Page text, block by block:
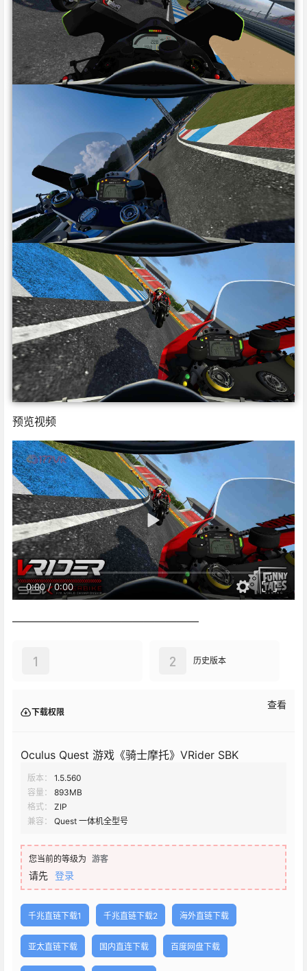
预览视频
0:00/0:00
—————————————————
1 历史版本
2
下载权限
查看
Oculus Quest 游戏《骑士摩托》VRider SBK
版本：
1.5.560
容量：
893MB
格式：
ZIP
兼容：
Quest 一体机全型号
您当前的等级为 游客
请先 登录
千兆直链下载1 千兆直链下载2 海外直链下载
亚太直链下载 国内直连下载 百度网盘下载